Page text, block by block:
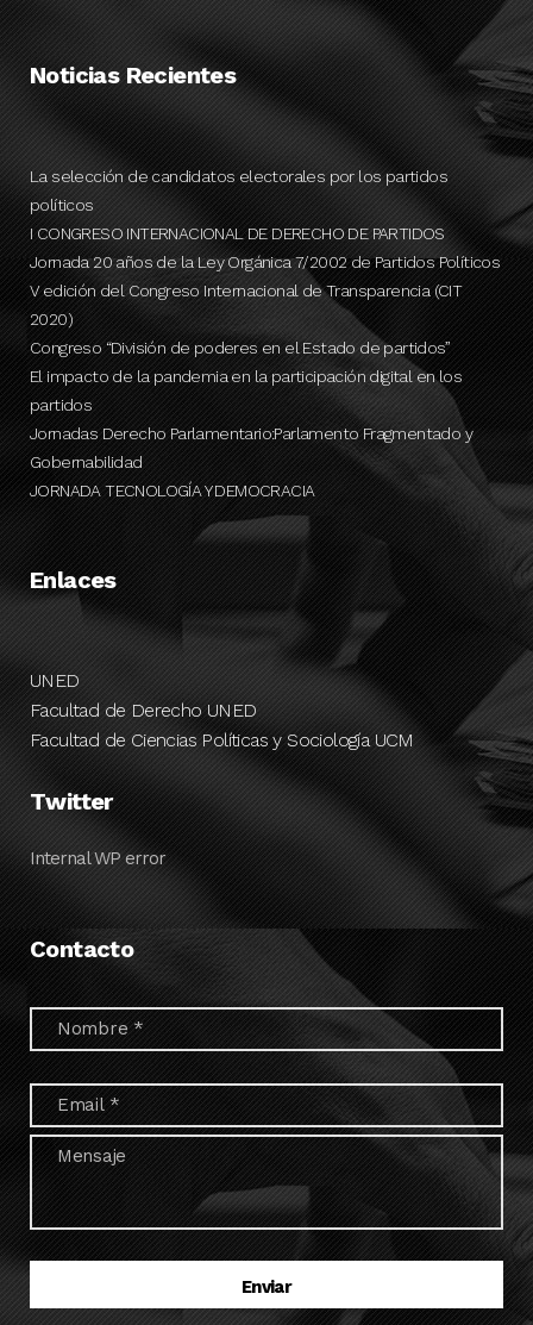
Noticias Recientes
La selección de candidatos electorales por los partidos
políticos
I CONGRESO INTERNACIONAL DE DERECHO DE PARTIDOS
Jornada 20 años de la Ley Orgánica 7/2002 de Partidos Políticos
V edición del Congreso Internacional de Transparencia (CIT
2020)
Congreso “División de poderes en el Estado de partidos”
El impacto de la pandemia en la participación digital en los
partidos
Jornadas Derecho Parlamentario:Parlamento Fragmentado y
Gobernabilidad
JORNADA TECNOLOGÍA Y DEMOCRACIA
Enlaces
UNED
Facultad de Derecho UNED
Facultad de Ciencias Políticas y Sociología UCM
Twitter
Internal WP error
Contacto